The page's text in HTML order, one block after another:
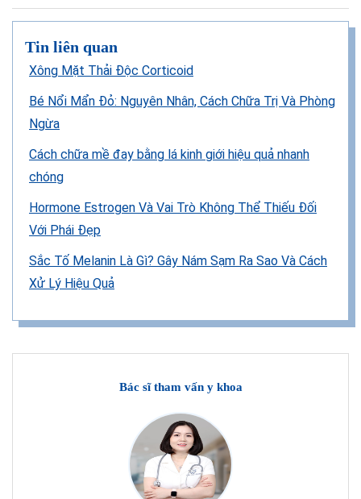
Tin liên quan
Xông Mặt Thải Độc Corticoid
Bé Nổi Mẩn Đỏ: Nguyên Nhân, Cách Chữa Trị Và Phòng
Ngừa
Cách chữa mề đay bằng lá kinh giới hiệu quả nhanh
chóng
Hormone Estrogen Và Vai Trò Không Thể Thiếu Đối
Với Phái Đẹp
Sắc Tố Melanin Là Gì? Gây Nám Sạm Ra Sao Và Cách
Xử Lý Hiệu Quả
Bác sĩ tham vấn y khoa